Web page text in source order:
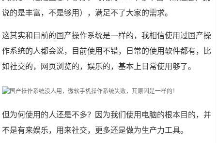
说的是丰富，不是够用），满足不了大家的需求。
这其实和目前的国产操作系统是一样的，我相信使用过国产操
作系统的人都会说，目前使用不错，日常的使用软件都有，比
如社交的，网页浏览的，娱乐的，基本上日常使用够了。
但为何使用的人还是不多？因为我们使用电脑的根本目的，并
不是有来娱乐，用来社交，更多还是做为生产力工具。